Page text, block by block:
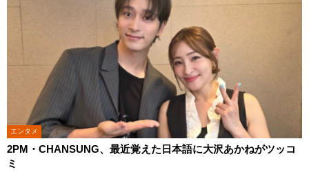
エンタメ
2PM・CHANSUNG、最近覚えた日本語に大沢あかねがツッコ
ミ